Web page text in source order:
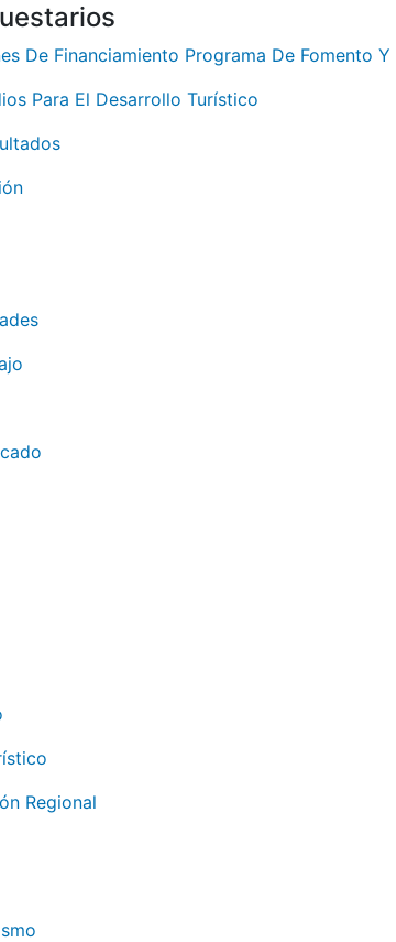
De Financiamiento Programa De Fomento
Para El Desarrollo Turístico
Regional